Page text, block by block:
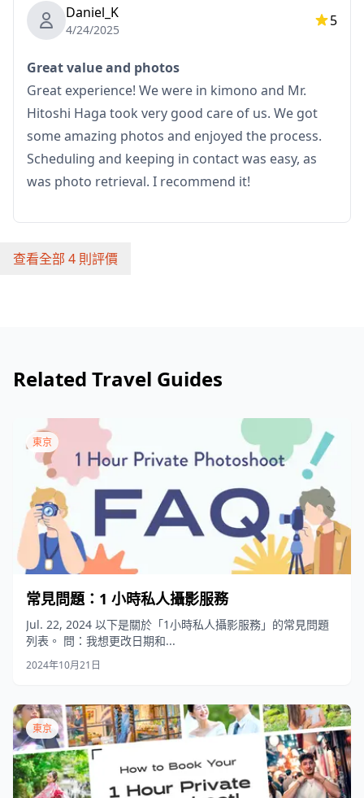
Daniel_K
4/24/2025
5
Great value and photos
Great experience! We were in kimono and Mr.
Hitoshi Haga took very good care of us. We got
some amazing photos and enjoyed the process.
Scheduling and keeping in contact was easy, as
was photo retrieval. I recommend it!
查看全部 4 則評價
Related Travel Guides
東京
常見問題：1 小時私人攝影服務
Jul. 22, 2024 以下是關於「1小時私人攝影服務」的常見問題
列表。 問：我想更改日期和...
2024年10月21日
東京